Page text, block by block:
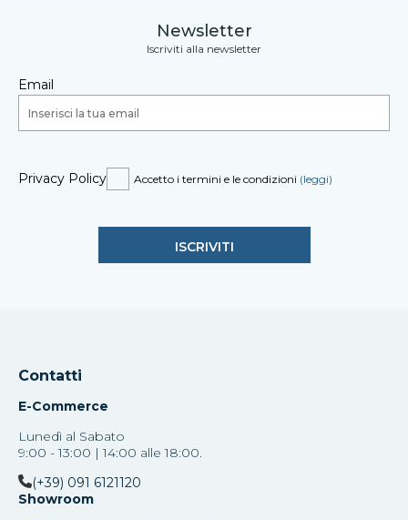
Newsletter
Iscriviti alla newsletter
Email
Privacy Policy Accetto i termini e le condizioni (leggi)
Contatti
E-Commerce
Lunedì al Sabato
9:00 - 13:00 | 14:00 alle 18:00.
(+39) 091 6121120
Showroom